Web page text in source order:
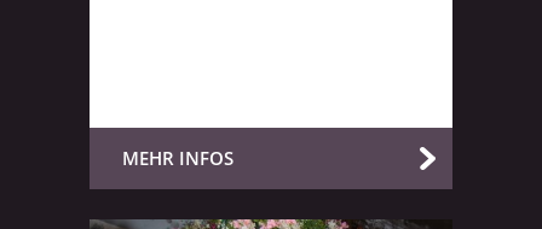
MEHR INFOS